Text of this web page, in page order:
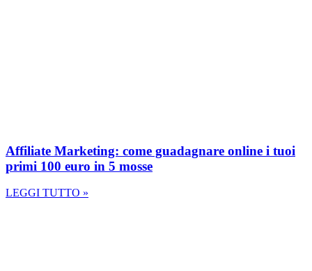
Affiliate Marketing: come guadagnare online i tuoi
primi 100 euro in 5 mosse
LEGGI TUTTO »